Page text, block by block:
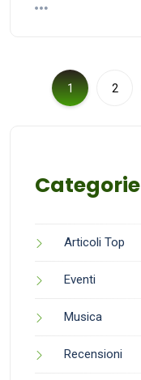
1 2
Categorie
Articoli Top
Eventi
Musica
Recensioni